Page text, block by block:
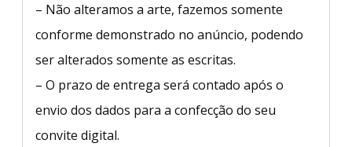
– Não alteramos a arte, fazemos somente
conforme demonstrado no anúncio, podendo
ser alterados somente as escritas.
– O prazo de entrega será contado após o
envio dos dados para a confecção do seu
convite digital.